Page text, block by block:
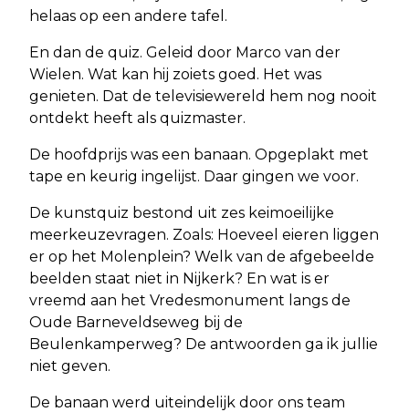
helaas op een andere tafel.
En dan de quiz. Geleid door Marco van der
Wielen. Wat kan hij zoiets goed. Het was
genieten. Dat de televisiewereld hem nog nooit
ontdekt heeft als quizmaster.
De hoofdprijs was een banaan. Opgeplakt met
tape en keurig ingelijst. Daar gingen we voor.
De kunstquiz bestond uit zes keimoeilijke
meerkeuzevragen. Zoals: Hoeveel eieren liggen
er op het Molenplein? Welk van de afgebeelde
beelden staat niet in Nijkerk? En wat is er
vreemd aan het Vredesmonument langs de
Oude Barneveldseweg bij de
Beulenkamperweg? De antwoorden ga ik jullie
niet geven.
De banaan werd uiteindelijk door ons team